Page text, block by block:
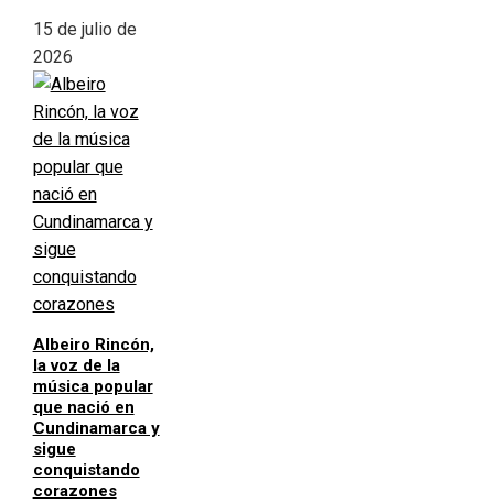
15 de julio de
2026
Albeiro Rincón,
la voz de la
música popular
que nació en
Cundinamarca y
sigue
conquistando
corazones